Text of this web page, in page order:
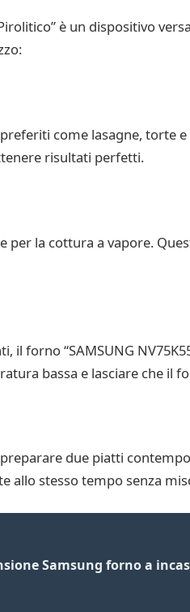
è un dispositivo
come lasagne, torte
risultati perfetti.
per la cottura a vapore.
forno “SAMSUNG
bassa e lasciare che il
due piatti
allo stesso tempo senza
Samsung forno a